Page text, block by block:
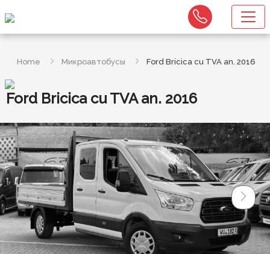
Home Микроавтобусы Ford Bricica cu TVA an. 2016
Ford Bricica cu TVA an. 2016